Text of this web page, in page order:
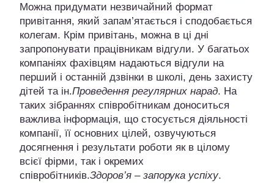
Можна придумати незвичайний формат
привітання, який запам’ятається і сподобається
колегам. Крім привітань, можна в ці дні
запропонувати працівникам відгули. У багатьох
компаніях фахівцям надаються відгули на
перший і останній дзвінки в школі, день захисту
дітей та ін.Проведення регулярних нарад. На
таких зібраннях співробітникам доноситься
важлива інформація, що стосується діяльності
компанії, її основних цілей, озвучуються
досягнення і результати роботи як в цілому
всієї фірми, так і окремих
співробітників.Здоров’я – запорука успіху.